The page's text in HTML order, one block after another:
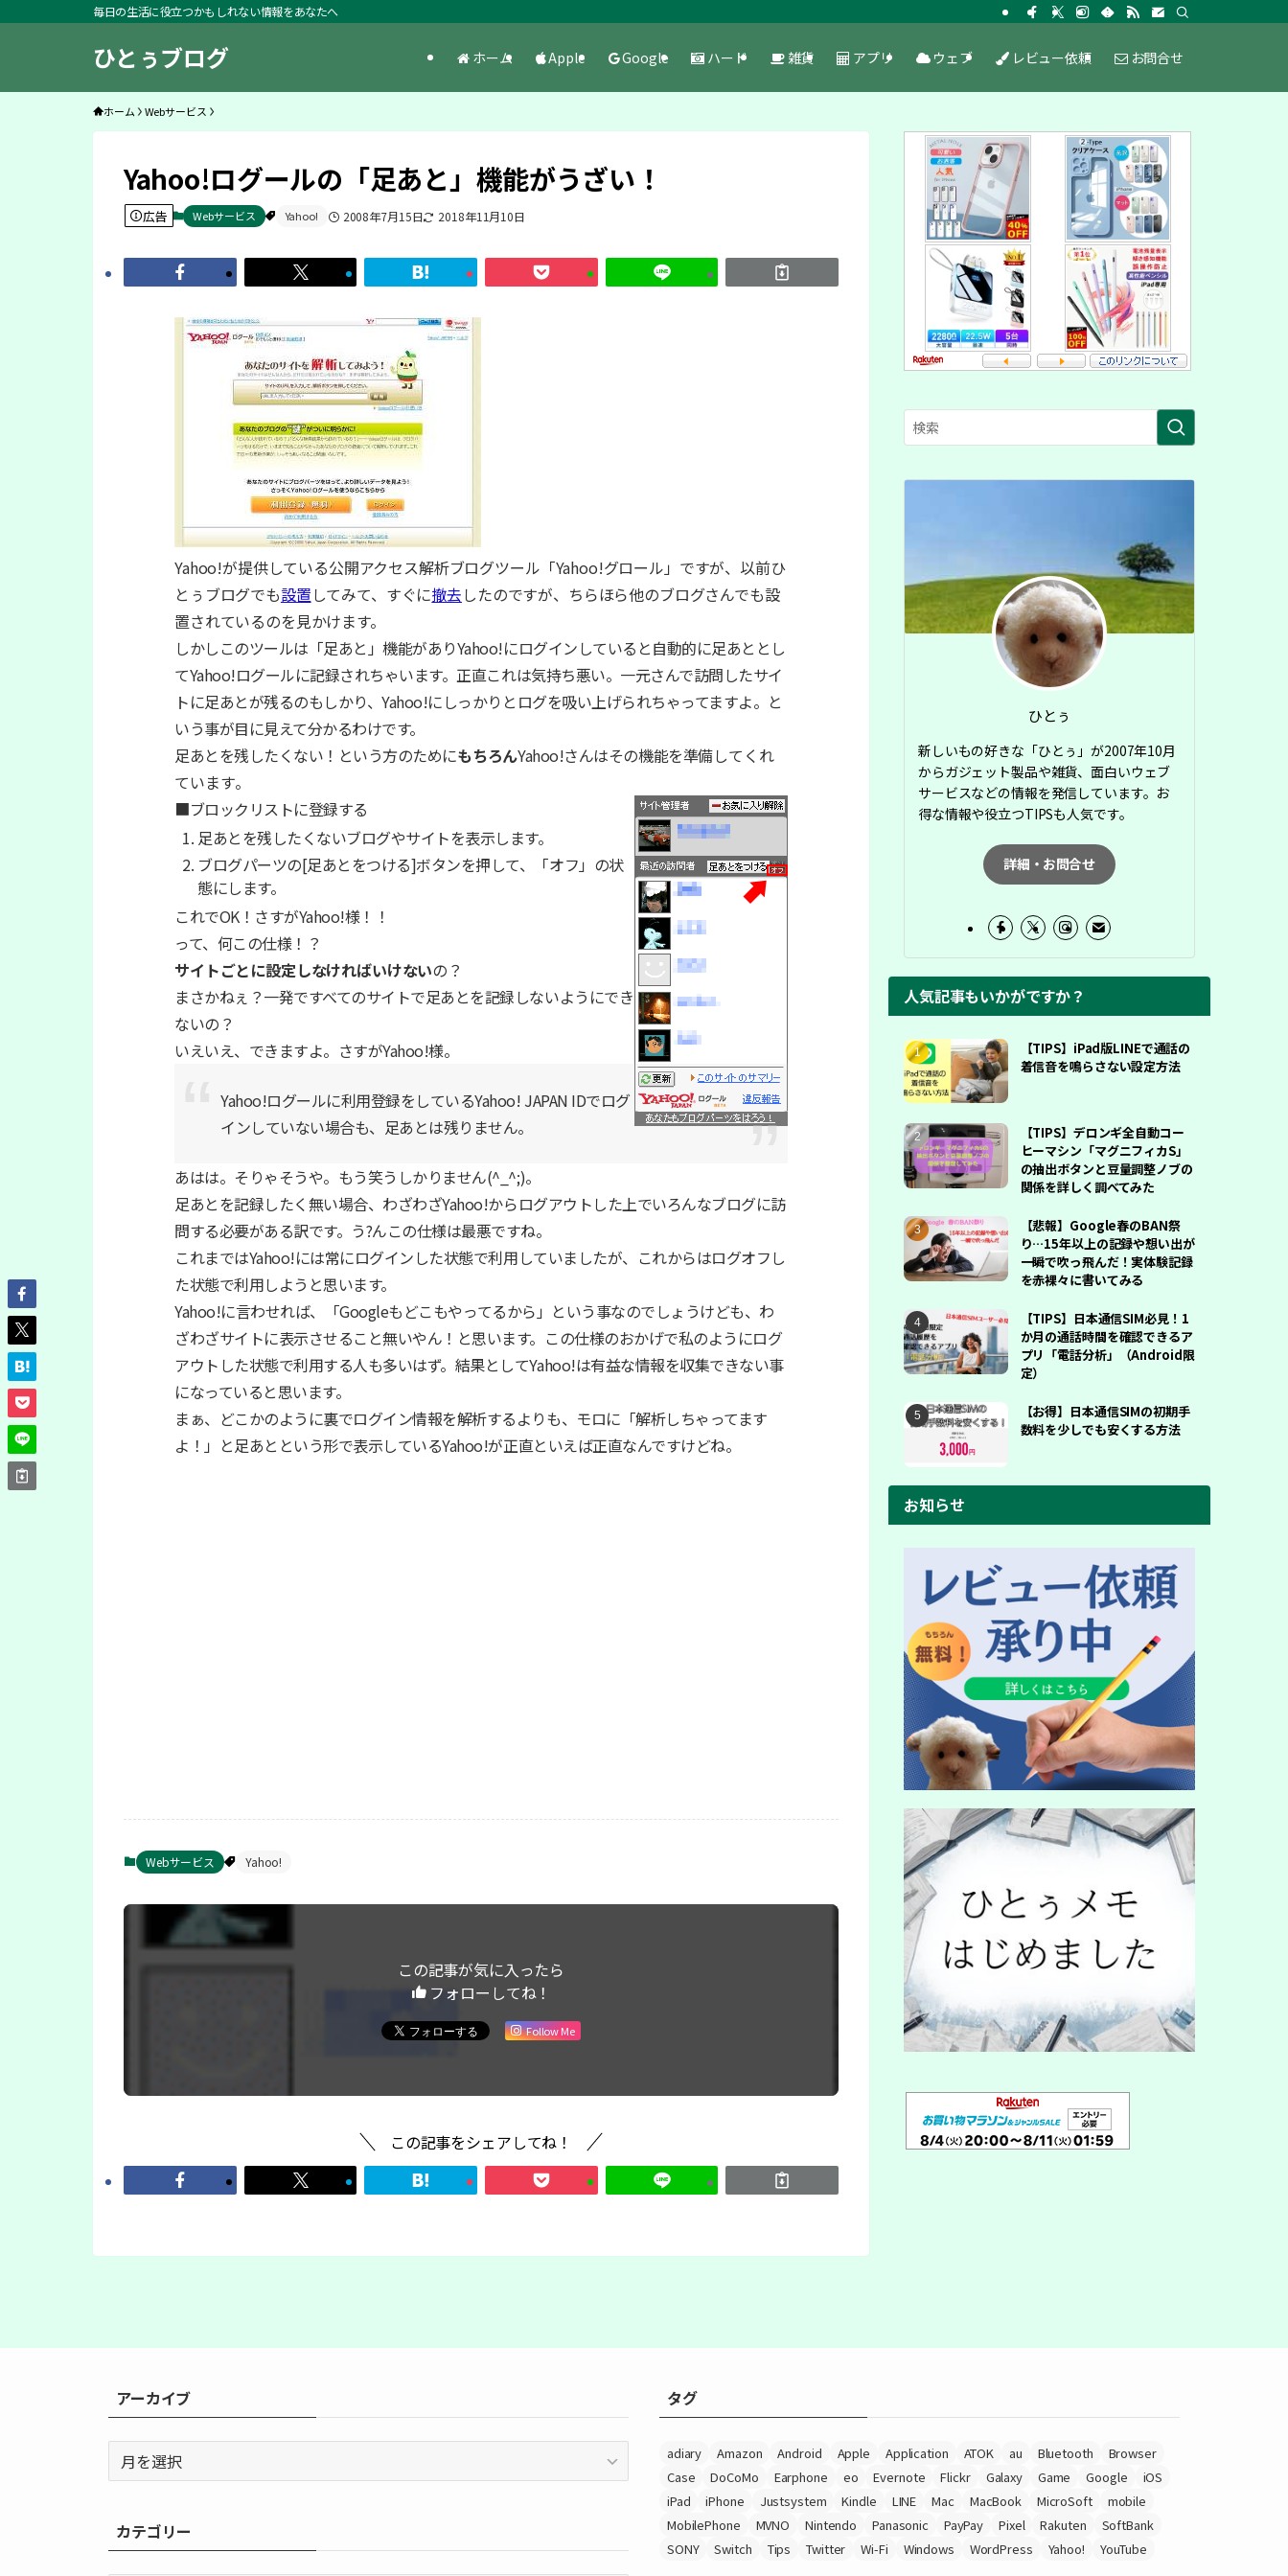
毎日の生活に役立つかもしれない情報をあなたへ
ひとぅブログ ホーム Apple Google ハード 雑貨 アプリ ウェブ レビュー依頼 お問合せ
ホーム Webサービス
Yahoo!ログールの「足あと」機能がうざい！
広告 Webサービス Yahoo! 2008年7月15日 2018年11月10日
Yahoo!が提供している公開アクセス解析ブログツール「Yahoo!グロール 」ですが、以前ひ
とぅブログでも設置してみて、すぐに撤去したのですが、ちらほら他のブログさんでも設
置されているのを見かけます。
しかしこのツールは「足あと」機能がありYahoo!にログインしていると自動的に足あととし
てYahoo!ログールに記録されちゃいます。正直これは気持ち悪い。一元さんで訪問したサイ
トに足あとが残るのもしかり、Yahoo!にしっかりとログを吸い上げられちゃってますよ。と
いう事が目に見えて分かるわけです。
足あとを残したくない！という方のためにもちろんYahoo!さんはその機能を準備してくれ
ています。
■ブロックリストに登録する
足あとを残したくないブログやサイトを表示します。
ブログパーツの[足あとをつける]ボタンを押して、「オフ」の状
態にします。
これでOK！さすがYahoo!様！！
って、何この仕様！？
サイトごとに設定しなければいけないの？
まさかねぇ？一発ですべてのサイトで足あとを記録しないようにでき
ないの？
いえいえ、できますよ。さすがYahoo!様。
Yahoo!ログールに利用登録をしているYahoo! JAPAN IDでログ
インしていない場合も、足あとは残りません。
あはは。そりゃそうや。もう笑うしかりません(^_^;)。
足あとを記録したく無い場合、わざわざYahoo!からログアウトした上でいろんなブログに訪
問する必要がある訳です。う?んこの仕様は最悪ですね。
これまではYahoo!には常にログインした状態で利用していましたが、これからはログオフし
た状態で利用しようと思います。
Yahoo!に言わせれば、「Googleもどこもやってるから」という事なのでしょうけども、わ
ざわざサイトに表示させること無いやん！と思います。この仕様のおかげで私のようにログ
アウトした状態で利用する人も多いはず。結果としてYahoo!は有益な情報を収集できない事
になっていると思います。
まぁ、どこかのように裏でログイン情報を解析するよりも、モロに「解析しちゃってます
よ！」と足あとという形で表示しているYahoo!が正直といえば正直なんですけどね。
Webサービス Yahoo!
この記事が気に入ったら
フォローしてね！
Follow Me
この記事をシェアしてね！
ひとぅ
新しいもの好きな「ひとぅ」が2007年10月
からガジェット製品や雑貨、面白いウェブ
サービスなどの情報を発信しています。お
得な情報や役立つTIPSも人気です。
詳細・お問合せ
人気記事もいかがですか？
【TIPS】iPad版LINEで通話の
着信音を鳴らさない設定方法
【TIPS】デロンギ全自動コー
ヒーマシン「マグニフィカS」
の抽出ボタンと豆量調整ノブの
関係を詳しく調べてみた
【悲報】Google春のBAN祭
り…15年以上の記録や想い出が
一瞬で吹っ飛んだ！実体験記録
を赤裸々に書いてみる
【TIPS】日本通信SIM必見！1
か月の通話時間を確認できるア
プリ「電話分析」（Android限
定）
【お得】日本通信SIMの初期手
数料を少しでも安くする方法
お知らせ
アーカイブ
ー
イ
ブ
カテゴリー
タグ
adiary Amazon Android Apple Application ATOK au Bluetooth
Browser
Case
DoCoMo Earphone eo Evernote Flickr Galaxy Game Google
iOS
iPad
iPhone Justsystem Kindle LINE Mac MacBook MicroSoft
mobile
MobilePhone
MVNO Nintendo Panasonic PayPay Pixel Rakuten
SoftBank
SONY
Switch Tips Twitter Wi-Fi Windows WordPress Yahoo! YouTube